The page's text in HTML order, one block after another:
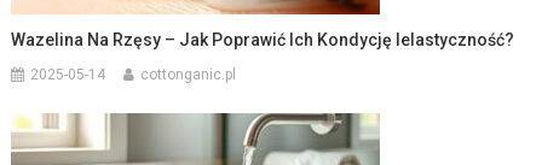
Wazelina Na Rzęsy – Jak Poprawić Ich Kondycję Ielastyczność?
2025-05-14 cottonganic.pl